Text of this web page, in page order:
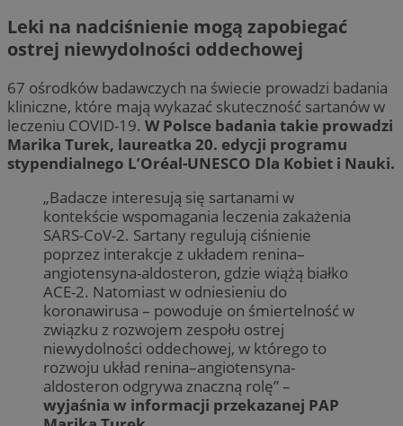
Leki na nadciśnienie mogą zapobiegać
ostrej niewydolności oddechowej
67 ośrodków badawczych na świecie prowadzi badania
kliniczne, które mają wykazać skuteczność sartanów w
leczeniu COVID-19. W Polsce badania takie prowadzi
Marika Turek, laureatka 20. edycji programu
stypendialnego L’Oréal-UNESCO Dla Kobiet i Nauki.
„Badacze interesują się sartanami w
kontekście wspomagania leczenia zakażenia
SARS-CoV-2. Sartany regulują ciśnienie
poprzez interakcje z układem renina–
angiotensyna-aldosteron, gdzie wiążą białko
ACE-2. Natomiast w odniesieniu do
koronawirusa – powoduje on śmiertelność w
związku z rozwojem zespołu ostrej
niewydolności oddechowej, w którego to
rozwoju układ renina–angiotensyna-
aldosteron odgrywa znaczną rolę” –
wyjaśnia w informacji przekazanej PAP